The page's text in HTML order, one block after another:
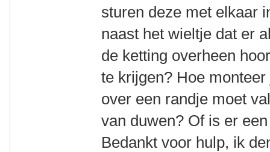
sturen deze met elkaar
naast het wieltje dat er
de ketting overheen
te krijgen? Hoe
over een randje moet
van duwen? Of is er
Bedankt voor hulp, ik